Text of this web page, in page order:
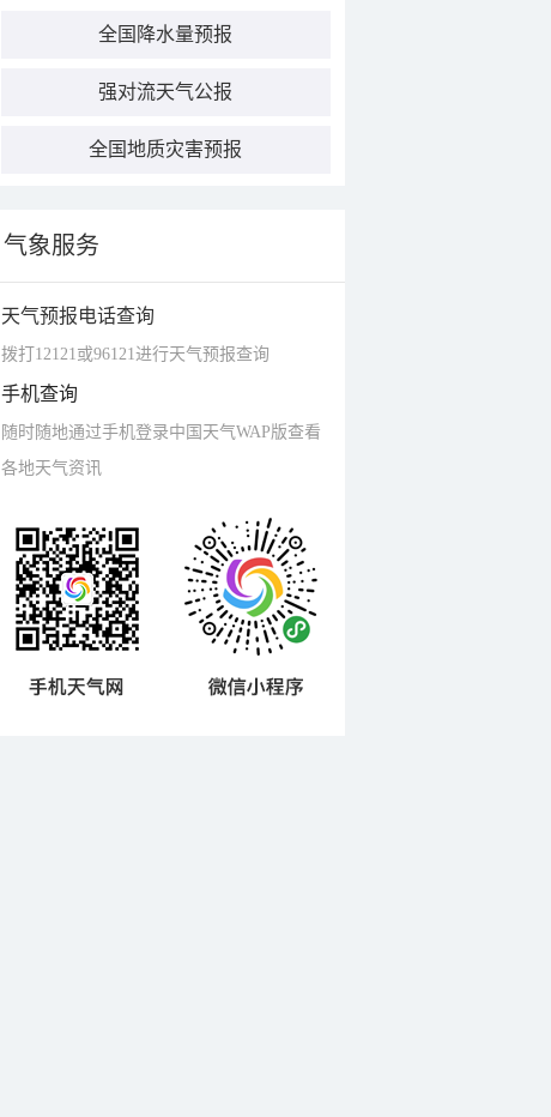
全国降水量预报
强对流天气公报
全国地质灾害预报
气象服务
天气预报电话查询
拨打12121或96121进行天气预报查询
手机查询
随时随地通过手机登录中国天气WAP版查看
各地天气资讯